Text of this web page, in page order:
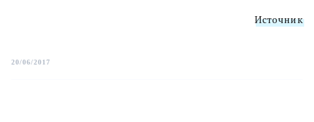
Источник
20/06/2017